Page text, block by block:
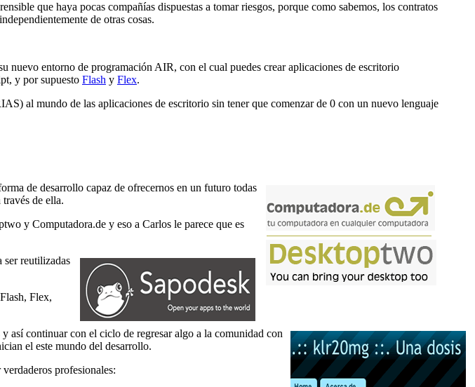
que haya pocas compañías dispuestas a tomar riesgos, porque como sabemos, los contratos
de otras cosas.
nuevo entorno de programación AIR, con el cual puedes crear aplicaciones de escritorio
y por supuesto Flash y Flex.
al mundo de las aplicaciones de escritorio sin tener que comenzar de 0 con un nuevo lenguaje
de desarrollo capaz de ofrecernos en un futuro todas
de ella.
y Computadora.de y eso a Carlos le parece que es
ser reutilizadas
Flex,
así continuar con el ciclo de regresar algo a la comunidad con
el este mundo del desarrollo.
profesionales: